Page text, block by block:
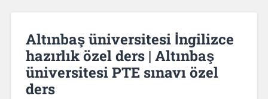
Altınbaş üniversitesi İngilizce
hazırlık özel ders | Altınbaş
üniversitesi PTE sınavı özel
ders